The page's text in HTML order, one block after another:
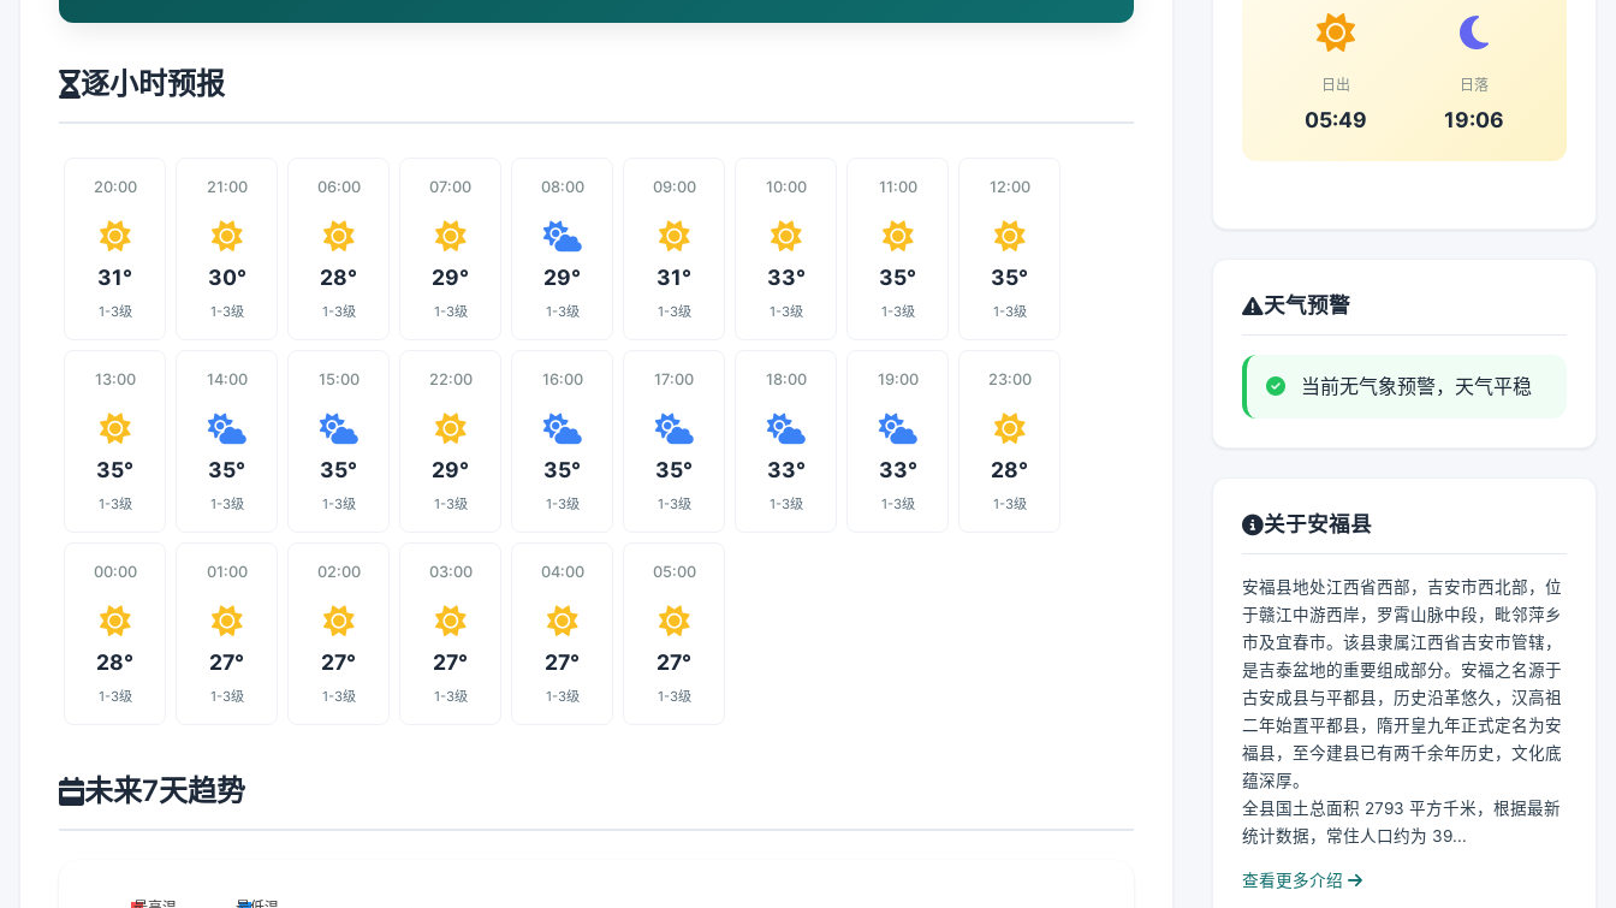
逐小时预报
20:00
31°
1-3级
21:00
30°
1-3级
06:00
28°
1-3级
07:00
29°
1-3级
08:00
29°
1-3级
09:00
31°
1-3级
10:00
33°
1-3级
11:00
35°
1-3级
12:00
35°
1-3级
13:00
35°
1-3级
14:00
35°
1-3级
15:00
35°
1-3级
22:00
29°
1-3级
16:00
35°
1-3级
17:00
35°
1-3级
18:00
33°
1-3级
19:00
33°
1-3级
23:00
28°
1-3级
00:00
28°
1-3级
01:00
27°
1-3级
02:00
27°
1-3级
03:00
27°
1-3级
04:00
27°
1-3级
05:00
27°
1-3级
未来7天趋势
日出
05:49
日落
19:06
天气预警
当前无气象预警，天气平稳
关于安福县
安福县地处江西省西部，吉安市西北部，位
于赣江中游西岸，罗霄山脉中段，毗邻萍乡
市及宜春市。该县隶属江西省吉安市管辖，
是吉泰盆地的重要组成部分。安福之名源于
古安成县与平都县，历史沿革悠久，汉高祖
二年始置平都县，隋开皇九年正式定名为安
福县，至今建县已有两千余年历史，文化底
蕴深厚。
全县国土总面积 2793 平方千米，根据最新
统计数据，常住人口约为 39...
查看更多介绍